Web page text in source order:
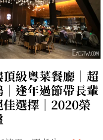
級粵菜餐廳｜超
逢年過節帶長輩
選擇｜2020榮